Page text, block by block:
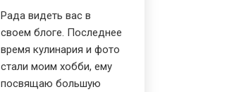
Рада видеть вас в
своем блоге. Последнее
время кулинария и фото
стали моим хобби, ему
посвящаю большую